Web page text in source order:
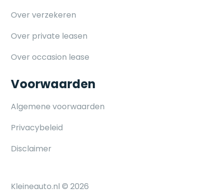
Over verzekeren
Over private leasen
Over occasion lease
Voorwaarden
Algemene voorwaarden
Privacybeleid
Disclaimer
Kleineauto.nl © 2026